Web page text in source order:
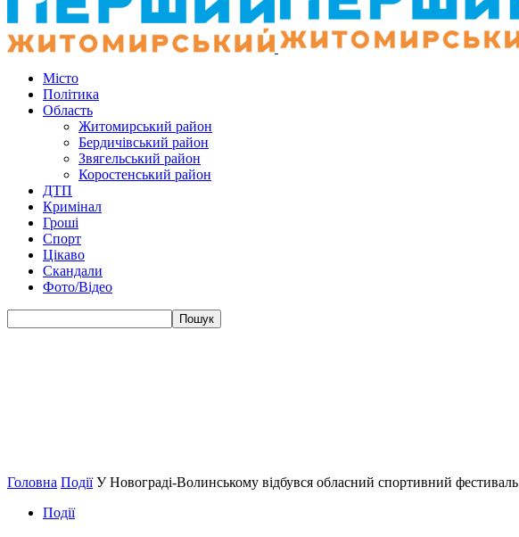
Місто
Політика
Область
Житомирський район
Бердичівський район
Звягельський район
Коростенський район
ДТП
Кримінал
Гроші
Спорт
Цікаво
Скандали
Фото/Відео
Головна Події У Новограді-Волинському відбувся обласний спортивний фестиваль
Події